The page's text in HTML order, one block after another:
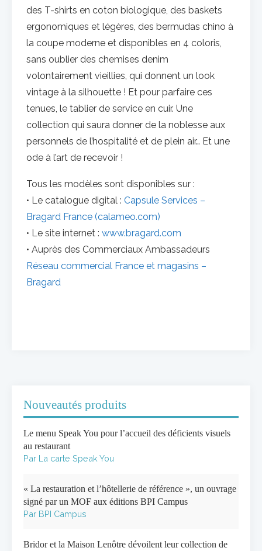
des T-shirts en coton biologique, des baskets
ergonomiques et légères, des bermudas chino à
la coupe moderne et disponibles en 4 coloris,
sans oublier des chemises denim
volontairement vieillies, qui donnent un look
vintage à la silhouette ! Et pour parfaire ces
tenues, le tablier de service en cuir. Une
collection qui saura donner de la noblesse aux
personnels de l’hospitalité et de plein air… Et une
ode à l’art de recevoir !
Tous les modèles sont disponibles sur :
• Le catalogue digital : Capsule Services –
Bragard France (calameo.com)
• Le site internet : www.bragard.com
• Auprès des Commerciaux Ambassadeurs
Réseau commercial France et magasins –
Bragard
Nouveautés produits
Le menu Speak You pour l’accueil des déficients visuels
au restaurant
Par La carte Speak You
« La restauration et l’hôtellerie de référence », un ouvrage
signé par un MOF aux éditions BPI Campus
Par BPI Campus
Bridor et la Maison Lenôtre dévoilent leur collection de